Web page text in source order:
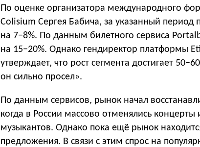
По оценке организатора международного
Colisium Сергея Бабича, за указанный
на 7−8%. По данным билетного сервиса
на 15−20%. Однако гендиректор платформы
утверждает, что рост сегмента достигает
он сильно просел».
По данным сервисов, рынок начал
когда в России массово отменялись
музыкантов. Однако пока ещё рынок
предложения. В связи с этим спрос на